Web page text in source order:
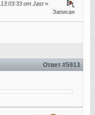
от Jast»
Записан
Ответ #5913